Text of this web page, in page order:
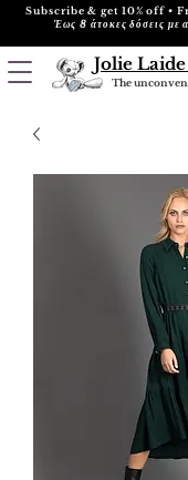
Subscribe & get 10% off •
Έως 8 άτοκες δόσεις με
Jolie
The